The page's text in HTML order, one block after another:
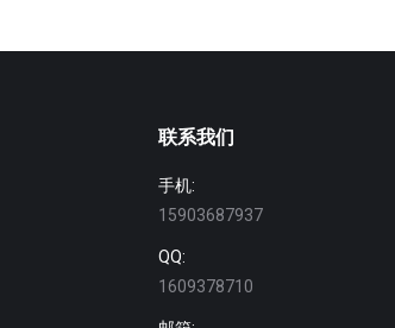
联系我们
手机:
15903687937
QQ:
1609378710